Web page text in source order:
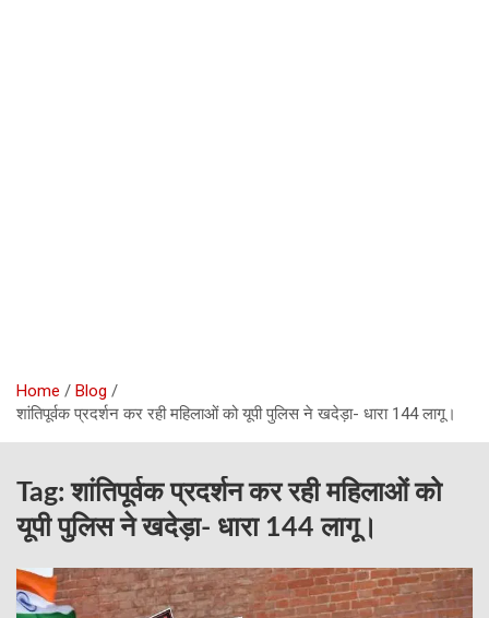
Home
Blog
शांतिपूर्वक प्रदर्शन कर रही महिलाओं को यूपी पुलिस ने खदेड़ा- धारा 144 लागू।
Tag:शांतिपूर्वक प्रदर्शन कर रही महिलाओं को
यूपी पुलिस ने खदेड़ा- धारा 144 लागू।